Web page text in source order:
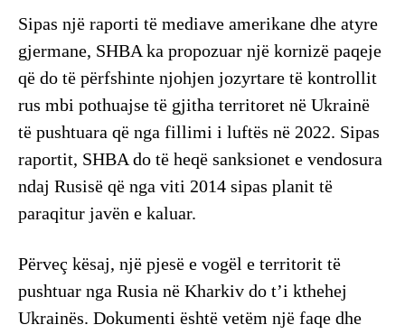
Sipas një raporti të mediave amerikane dhe atyre
gjermane, SHBA ka propozuar një kornizë paqeje
që do të përfshinte njohjen jozyrtare të kontrollit
rus mbi pothuajse të gjitha territoret në Ukrainë
të pushtuara që nga fillimi i luftës në 2022. Sipas
raportit, SHBA do të heqë sanksionet e vendosura
ndaj Rusisë që nga viti 2014 sipas planit të
paraqitur javën e kaluar.
Përveç kësaj, një pjesë e vogël e territorit të
pushtuar nga Rusia në Kharkiv do t’i kthehej
Ukrainës. Dokumenti është vetëm një faqe dhe